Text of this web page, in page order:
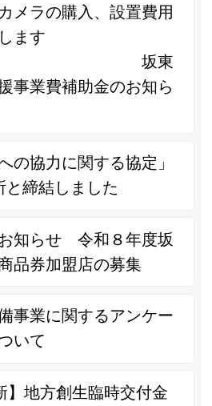
メラの購入、設置費用
ます
坂東
事業費補助金のお知ら
の協力に関する協定」
と締結しました
知らせ 令和８年度坂
品券加盟店の募集
事業に関するアンケー
いて
】地方創生臨時交付金